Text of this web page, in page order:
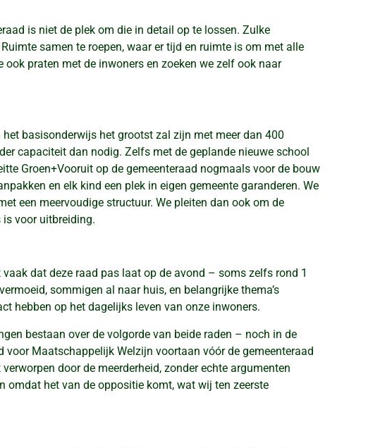
is niet de plek om die in detail op te lossen. Zulke
samen te roepen, waar er tijd en ruimte is om met alle
praten met de inwoners en zoeken we zelf ook naar
basisonderwijs het grootst zal zijn met meer dan 400
capaciteit dan nodig. Zelfs met de geplande nieuwe school
Groen+Vooruit op de gemeenteraad nogmaals voor de bouw
en elk kind een plek in eigen gemeente garanderen. We
een meervoudige structuur. We pleiten dan ook om de
voor uitbreiding.
dat deze raad pas laat op de avond – soms zelfs rond 1
sommigen al naar huis, en belangrijke thema’s
hebben op het dagelijks leven van onze inwoners.
bestaan over de volgorde van beide raden – noch in de
Maatschappelijk Welzijn voortaan vóór de gemeenteraad
door de meerderheid, zonder echte argumenten
omdat het van de oppositie komt, wat wij ten zeerste